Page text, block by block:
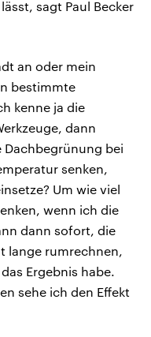
sagt Paul Becker
an oder mein
bestimmte
kenne ja die
dann
Dachbegrünung bei
senken,
Um wie viel
wenn ich die
dann sofort, die
lange rumrechnen,
Ergebnis habe.
sehe ich den Effekt